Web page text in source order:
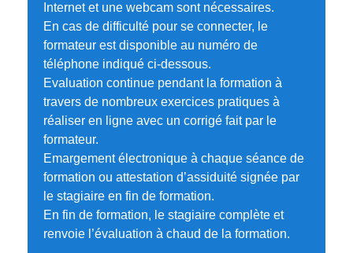
Internet et une webcam sont nécessaires.
En cas de difficulté pour se connecter, le
formateur est disponible au numéro de
téléphone indiqué ci-dessous.
Evaluation continue pendant la formation à
travers de nombreux exercices pratiques à
réaliser en ligne avec un corrigé fait par le
formateur.
Emargement électronique à chaque séance de
formation ou attestation d’assiduité signée par
le stagiaire en fin de formation.
En fin de formation, le stagiaire complète et
renvoie l’évaluation à chaud de la formation.